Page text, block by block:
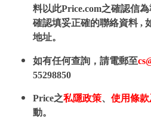
料以此Price.com之確認信
確認填妥正確的聯絡資料 ,
地址。
如有任何查詢，請電郵至
55298850
Price之私隱政策、 使用條
動。